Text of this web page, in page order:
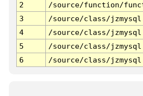
2
/source/function/
3
/source/class/
4
/source/class/
5
/source/class/
6
/source/class/